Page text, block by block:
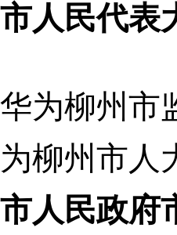
人民代表
为柳州市
柳州市人
人民政府